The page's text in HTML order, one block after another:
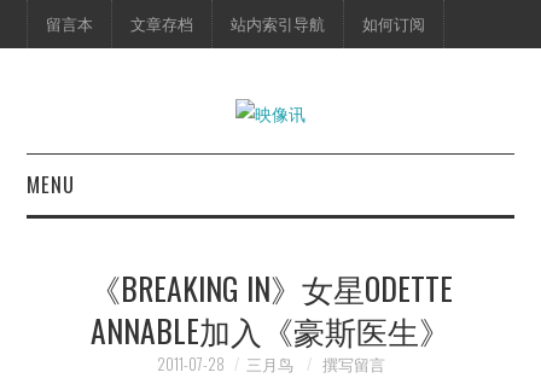
留言本 文章存档 站内索引导航 如何订阅
MENU
映像快讯《BREAKING IN》女星ODETTE
ANNABLE加入《豪斯医生》
2011-07-28 三月鸟 撰写留言